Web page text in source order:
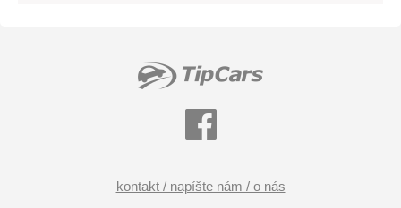
kontakt / napíšte nám / o nás